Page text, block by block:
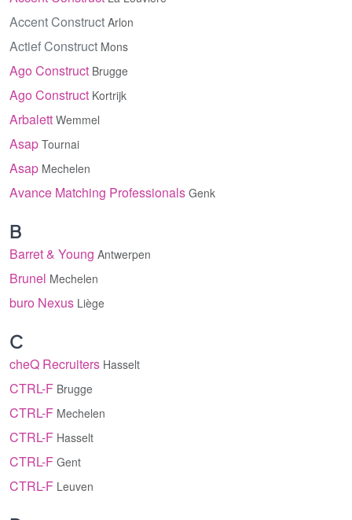
Accent Construct Arlon
Actief Construct Mons
Ago Construct Brugge
Ago Construct Kortrijk
Arbalett Wemmel
Asap Tournai
Asap Mechelen
Avance Matching Professionals Genk
B
Barret & Young Antwerpen
Brunel Mechelen
buro Nexus Liège
C
cheQ Recruiters Hasselt
CTRL-F Brugge
CTRL-F Mechelen
CTRL-F Hasselt
CTRL-F Gent
CTRL-F Leuven